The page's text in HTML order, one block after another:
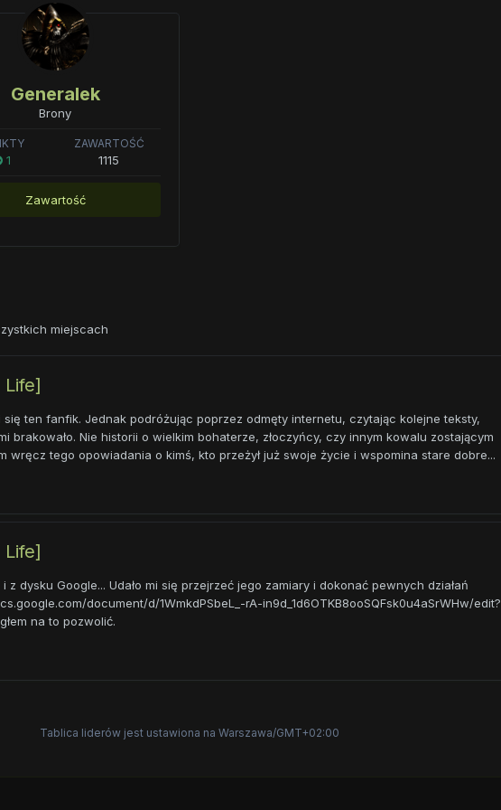
Generalek
Brony
1
ZAWARTOŚĆ
1115
Zawartość
miejscach
ten fanfik. Jednak podróżując poprzez odmęty internetu, czytając kolejne teksty,
brakowało. Nie historii o wielkim bohaterze, złoczyńcy, czy innym kowalu zostającym
wręcz tego opowiadania o kimś, kto przeżył już swoje życie i wspomina stare dobre...
z dysku Google... Udało mi się przejrzeć jego zamiary i dokonać pewnych działań
document/d/1WmkdPSbeL_-rA-in9d_1d6OTKB8ooSQFsk0u4aSrWHw/edit?
na to pozwolić.
Tablica liderów jest ustawiona na Warszawa/GMT+02:00